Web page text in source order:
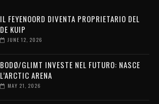
IL FEYENOORD DIVENTA PROPRIETARIO DEL
DE KUIP
JUNE 12, 2026
BODØ/GLIMT INVESTE NEL FUTURO: NASCE
L’ARCTIC ARENA
MAY 21, 2026